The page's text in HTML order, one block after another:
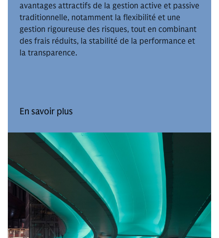
avantages attractifs de la gestion active et passive
traditionnelle, notamment la flexibilité et une
gestion rigoureuse des risques, tout en combinant
des frais réduits, la stabilité de la performance et
la transparence.
En savoir plus